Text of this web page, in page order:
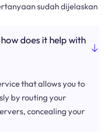
sudah dijelaskan
does it help with
that allows you to
by routing your
concealing your